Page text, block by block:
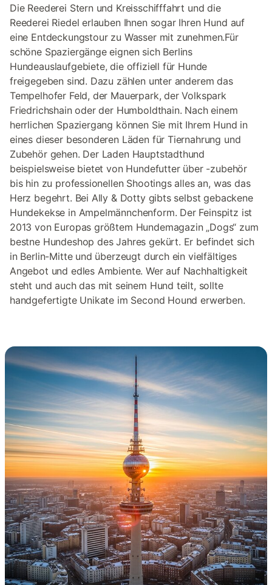
Die Reederei Stern und Kreisschifffahrt und die
Reederei Riedel erlauben Ihnen sogar Ihren Hund auf
eine Entdeckungstour zu Wasser mit zunehmen.Für
schöne Spaziergänge eignen sich Berlins
Hundeauslaufgebiete, die offiziell für Hunde
freigegeben sind. Dazu zählen unter anderem das
Tempelhofer Feld, der Mauerpark, der Volkspark
Friedrichshain oder der Humboldthain. Nach einem
herrlichen Spaziergang können Sie mit Ihrem Hund in
eines dieser besonderen Läden für Tiernahrung und
Zubehör gehen. Der Laden Hauptstadthund
beispielsweise bietet von Hundefutter über -zubehör
bis hin zu professionellen Shootings alles an, was das
Herz begehrt. Bei Ally & Dotty gibts selbst gebackene
Hundekekse in Ampelmännchenform. Der Feinspitz ist
2013 von Europas größtem Hundemagazin „Dogs“ zum
bestne Hundeshop des Jahres gekürt. Er befindet sich
in Berlin-Mitte und überzeugt durch ein vielfältiges
Angebot und edles Ambiente. Wer auf Nachhaltigkeit
steht und auch das mit seinem Hund teilt, sollte
handgefertigte Unikate im Second Hound erwerben.